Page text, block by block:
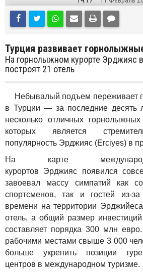
Турция развивает
На горнолыжном курорте Эрджияс
построят 21 отель
Небывалый подъем переживает
в Турции — за последние десять
несколько отличных
которых является
популярность Эрджияс (Erciyes) в
На карте
курортов Эрджияс появился
завоевал массу симпатий как
спортсменов, так и гостей из-
времени на территории
отель, а общий размер
составляет порядка 300 млн
рабочими местами свыше 3 000
больше укрепить позиции
центров в международном туризме.